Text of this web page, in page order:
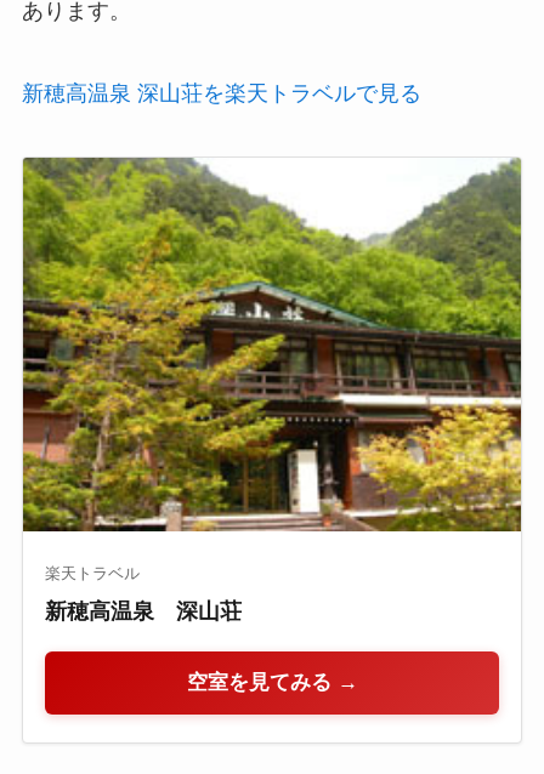
あります。
新穂高温泉 深山荘を楽天トラベルで見る
楽天トラベル
新穂高温泉 深山荘
空室を見てみる →